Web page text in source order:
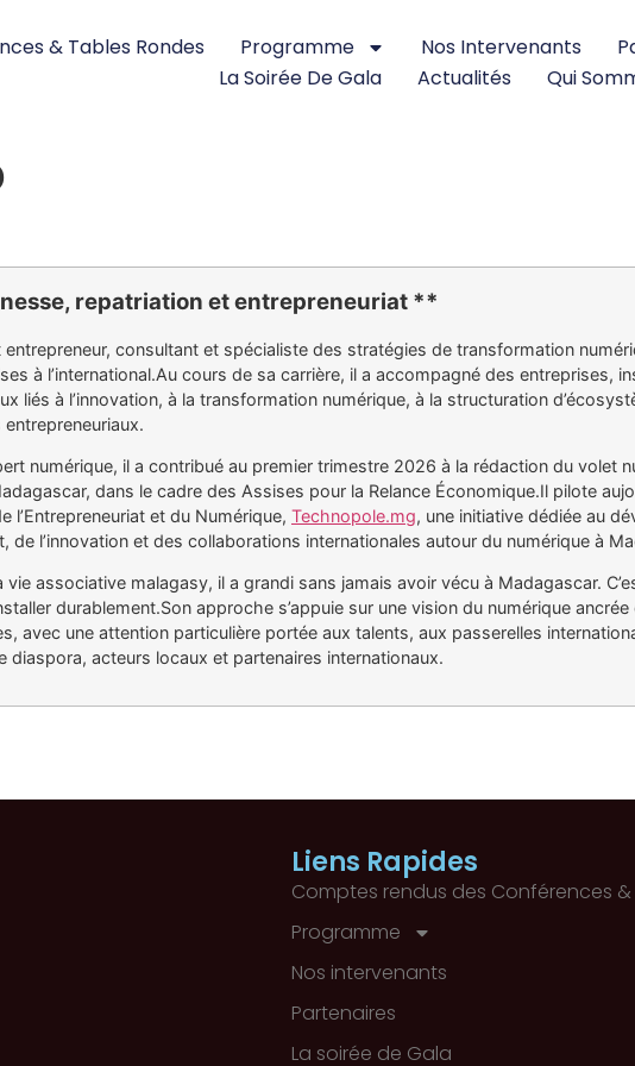
& Tables Rondes Programme Nos Intervenants
La Soirée De Gala
Actualités Qui
repatriation et entrepreneuriat **
entrepreneur, consultant et spécialiste des stratégies de transformation
à l’international.Au cours de sa carrière, il a accompagné des entreprises,
liés à l’innovation, à la transformation numérique, à la structuration
numérique, il a contribué au premier trimestre 2026 à la rédaction du volet
dans le cadre des Assises pour la Relance Économique.Il pilote
l’Entrepreneuriat et du Numérique, Technopole.mg, une initiative dédiée au
de l’innovation et des collaborations internationales autour du numérique à
associative malagasy, il a grandi sans jamais avoir vécu à Madagascar.
durablement.Son approche s’appuie sur une vision du numérique
avec une attention particulière portée aux talents, aux passerelles
diaspora, acteurs locaux et partenaires internationaux.
Liens Rapides
Comptes rendus des Conférences &
Programme
Nos intervenants
Partenaires
La soirée de Gala